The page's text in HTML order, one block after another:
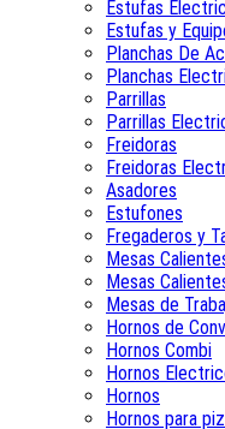
Estufas
Estufas y
Planchas De
Planchas
Parrillas
Parrillas
Freidoras
Freidoras
Asadores
Estufones
Fregaderos y
Mesas
Mesas
Mesas de
Hornos de
Hornos Combi
Hornos
Hornos
Hornos para